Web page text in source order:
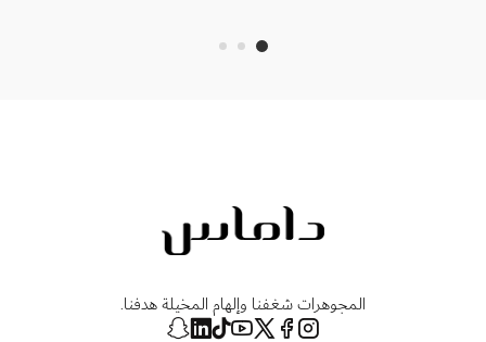
المجوهرات شغفنا وإلهام المخيلة هدفنا.